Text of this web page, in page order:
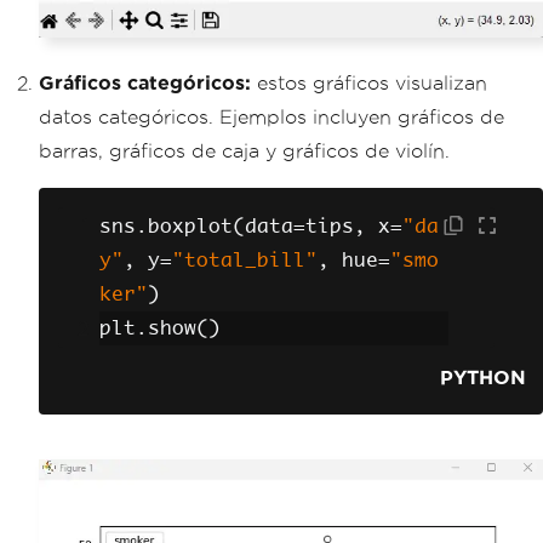
Gráficos categóricos: estos gráficos visualizan
datos categóricos. Ejemplos incluyen gráficos de
barras, gráficos de caja y gráficos de violín.
sns . boxplot( data=tips , x="da
y" , y="total_bill" , hue="smo
ker" )
plt . show()
PYTHON